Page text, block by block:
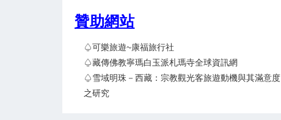
贊助網站
♤可樂旅遊~康福旅行社
♤藏傳佛教寧瑪白玉派札瑪寺全球資訊網
♤雪域明珠－西藏：宗教觀光客旅遊動機與其滿意度
之研究